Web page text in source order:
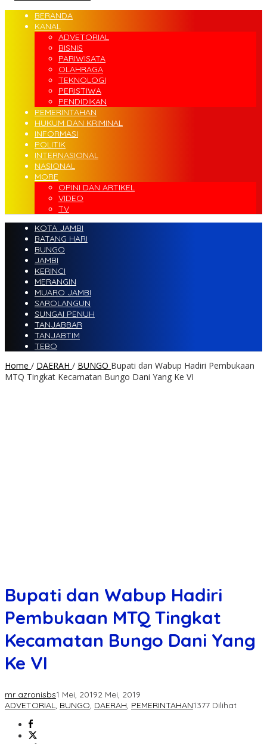
BERANDA
KANAL
ADVETORIAL
BISNIS
PARIWISATA
OLAHRAGA
TEKNOLOGI
PERISTIWA
PENDIDIKAN
PEMERINTAHAN
HUKUM DAN KRIMINAL
INFORMASI
POLITIK
INTERNASIONAL
NASIONAL
MORE
OPINI DAN ARTIKEL
VIDEO
TV
KOTA JAMBI
BATANG HARI
BUNGO
JAMBI
KERINCI
MERANGIN
MUARO JAMBI
SAROLANGUN
SUNGAI PENUH
TANJABBAR
TANJABTIM
TEBO
Home / DAERAH / BUNGO Bupati dan Wabup Hadiri Pembukaan
MTQ Tingkat Kecamatan Bungo Dani Yang Ke VI
Bupati dan Wabup Hadiri
Pembukaan MTQ Tingkat
Kecamatan Bungo Dani Yang
Ke VI
mr azronisbs1 Mei, 20192 Mei, 2019
ADVETORIAL, BUNGO, DAERAH, PEMERINTAHAN1377 Dilihat